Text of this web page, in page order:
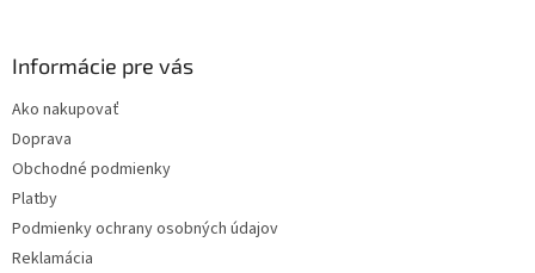
Informácie pre vás
Ako nakupovať
Doprava
Obchodné podmienky
Platby
Podmienky ochrany osobných údajov
Reklamácia